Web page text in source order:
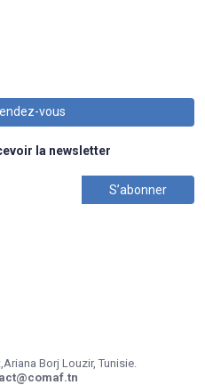
vous
la newsletter
Borj Louzir, Tunisie.